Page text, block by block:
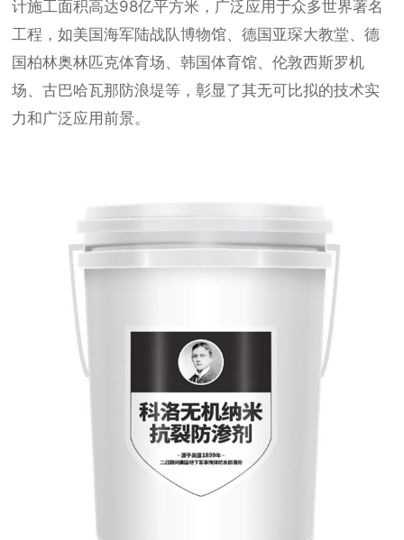
计施工面积高达98亿平方米，广泛应用于众多世界著名
工程，如美国海军陆战队博物馆、德国亚琛大教堂、德
国柏林奥林匹克体育场、韩国体育馆、伦敦西斯罗机
场、古巴哈瓦那防浪堤等，彰显了其无可比拟的技术实
力和广泛应用前景。